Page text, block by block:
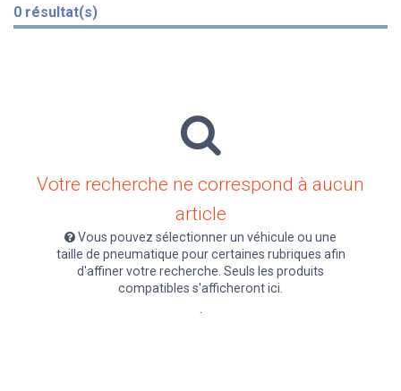
0 résultat(s)
Votre recherche ne correspond à aucun
article
Vous pouvez sélectionner un véhicule ou une
taille de pneumatique pour certaines rubriques afin
d'affiner votre recherche. Seuls les produits
compatibles s'afficheront ici.
.